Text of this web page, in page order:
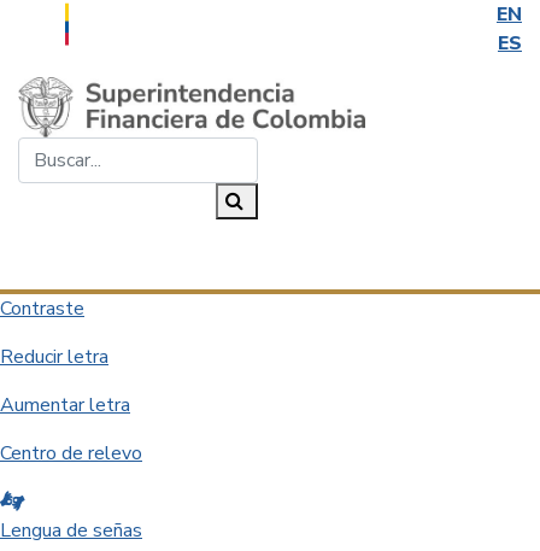
EN
ES
Saltar al contenido principal
Contraste
Reducir letra
Aumentar letra
Centro de relevo
Lengua de señas